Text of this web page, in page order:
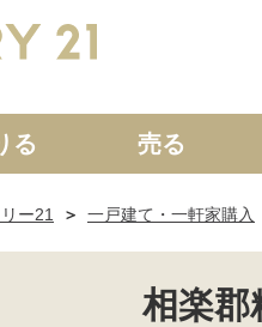
て 中古一戸建て
る 売る
ー21 一戸建て・一軒家購入
相楽郡